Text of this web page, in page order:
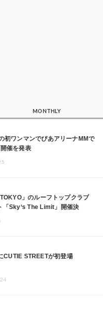
MONTHLY
初ワンマンでぴあアリーナMMで
催を発表
」のルーフトップクラブ
「Sky‘s The Limit」開催決
CUTIE STREETが初登場